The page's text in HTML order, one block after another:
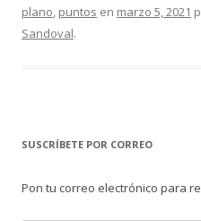
plano, puntos en marzo 5, 2021
Sandoval.
SUSCRÍBETE POR CORREO
Pon tu correo electrónico para